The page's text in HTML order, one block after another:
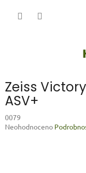
Zeiss
ASV+
0079
Průměrné
Neohodnoceno